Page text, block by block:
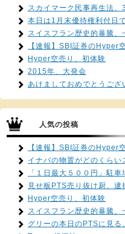
スカイマーク民事再生法
本日は1月末優待権利付日
スイスフラン歴史的暴騰
【速報】SBI証券のHyper
Hyper空売り、初体験
2015年、大発会
あけましておめでとうござ
人気の投稿
【速報】SBI証券のHyper
イナバの物置がどのくらい
「１日最大５００円」駐
見せ板PTS売り抜け厨、逮
Hyper空売り、初体験
スイスフラン歴史的暴騰
グリーの本日のPTSに見る